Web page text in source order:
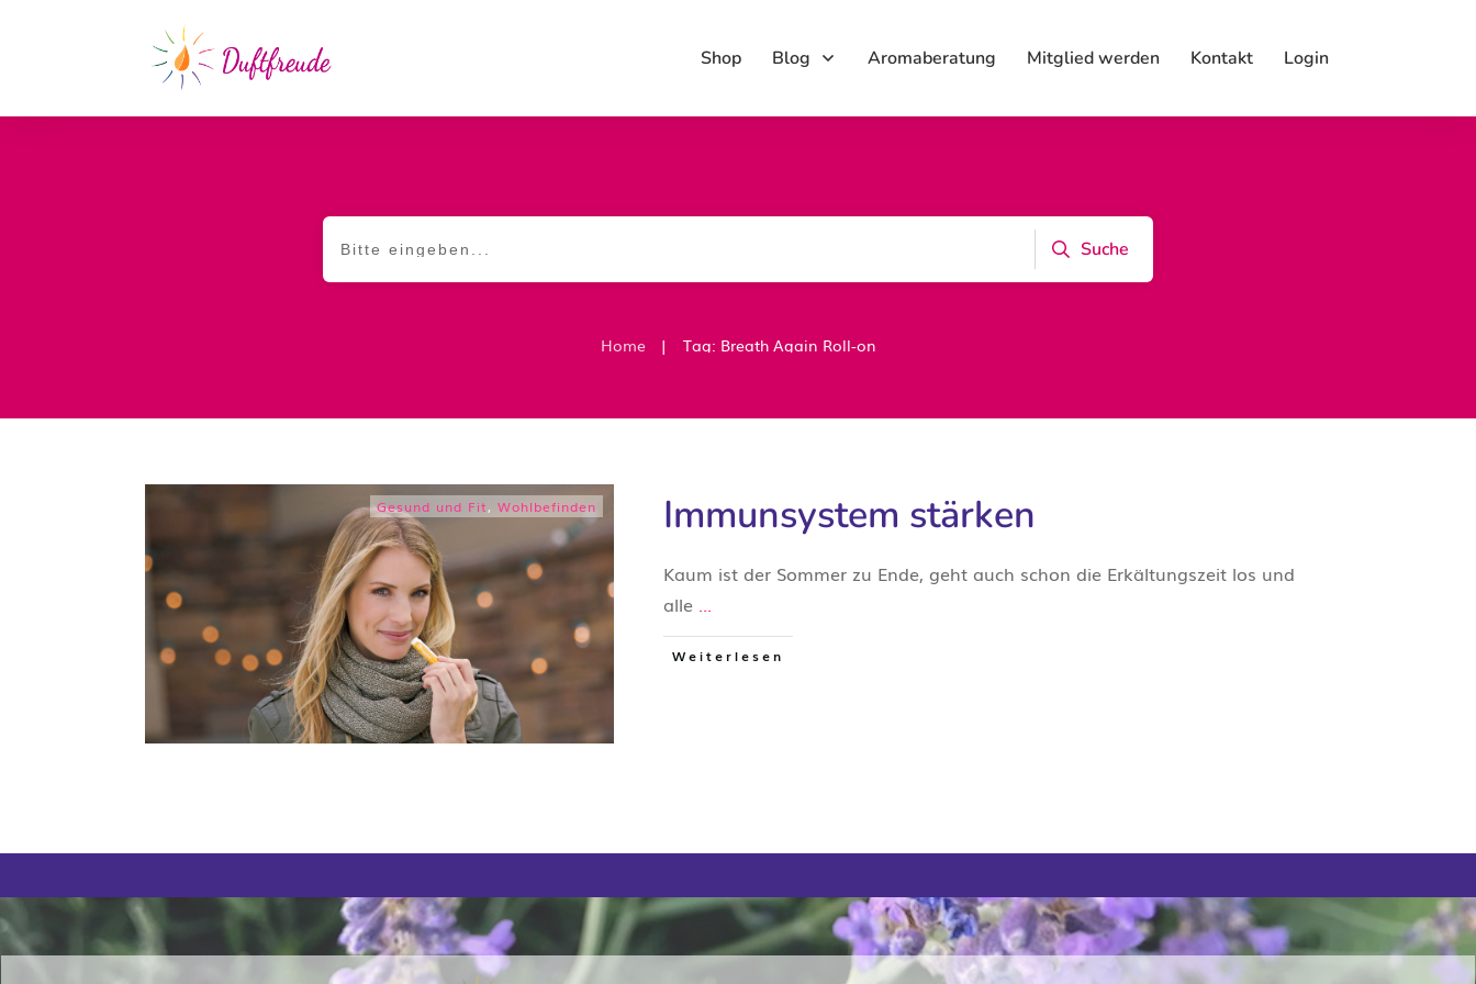
Shop Blog Aromaberatung Mitglied werden Kontakt Login
Suche
Home | Tag: Breath Again Roll-on
Gesund und Fit,Wohlbefinden Immunsystem stärken
Kaum ist der Sommer zu Ende, geht auch schon die Erkältungszeit los und
alle ...
Weiterlesen